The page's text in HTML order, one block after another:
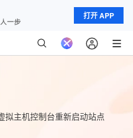
打开 APP
拟主机控制台重新启动站点